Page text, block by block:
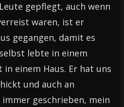
gepflegt, auch wenn
waren, ist er
gegangen, damit es
lebte in einem
einem Haus. Er hat uns
und auch an
geschrieben, mein